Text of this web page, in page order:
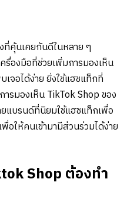
คุ้นเคยกันดีในหลาย ๆ
รื่องมือที่ช่วยเพิ่มการมองเห็น
จอได้ง่าย ยิ่งใช้แฮชแท็กที่
รมองเห็น TikTok Shop ของ
แบรนด์ที่นิยมใช้แฮชแท็กเพื่อ
อให้คนเข้ามามีส่วนร่วมได้ง่าย
Shop ต้องทำ